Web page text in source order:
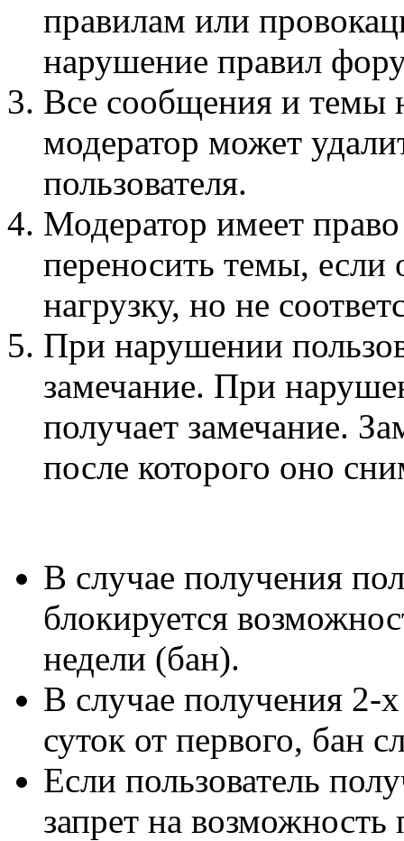
правилам или
нарушение правил
Все сообщения и темы
модератор может
пользователя.
Модератор имеет
переносить темы,
нагрузку, но не
При нарушении
замечание. При
получает замечание.
после которого оно
В случае получения
блокируется
недели (бан).
В случае получения 2-
суток от первого, бан
Если пользователь
запрет на возможность